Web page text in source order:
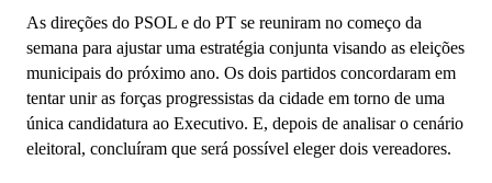
As direções do PSOL e do PT se reuniram no começo da
semana para ajustar uma estratégia conjunta visando as eleições
municipais do próximo ano. Os dois partidos concordaram em
tentar unir as forças progressistas da cidade em torno de uma
única candidatura ao Executivo. E, depois de analisar o cenário
eleitoral, concluíram que será possível eleger dois vereadores.